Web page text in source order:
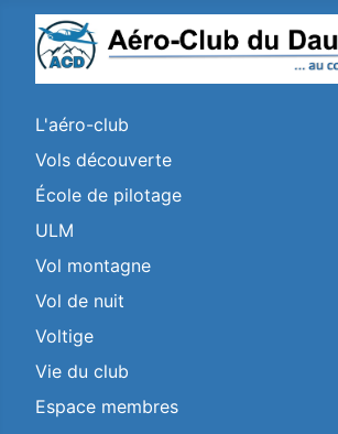
L'aéro-club
Vols découverte
École de pilotage
ULM
Vol montagne
Vol de nuit
Voltige
Vie du club
Espace membres